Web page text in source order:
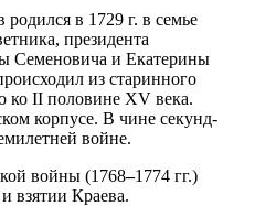
в 1729 г. в семье
президента
Семеновича и Екатерины
из старинного
ко II половине XV века.
корпусе. В чине секунд-
войне.
войны (1768–1774 гг.)
взятии Краева.